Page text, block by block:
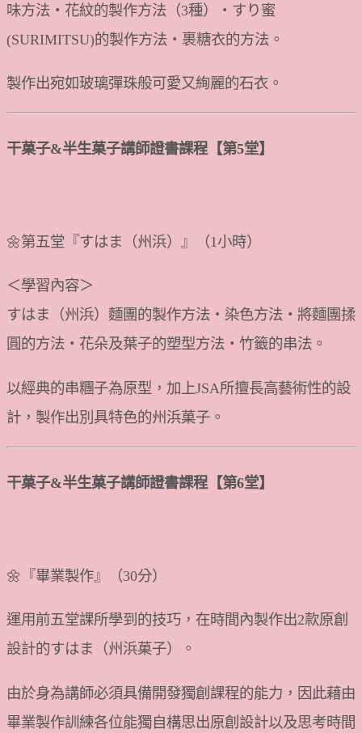
味方法・花紋的製作方法（3種）・すり蜜
(SURIMITSU)的製作方法・裹糖衣的方法。
製作出宛如玻璃彈珠般可愛又絢麗的石衣。
干菓子&半生菓子講師證書課程【第5堂】
🌼第五堂『すはま（州浜）』（1小時）
＜學習內容＞
すはま（州浜）麵團的製作方法・染色方法・將麵團揉
圓的方法・花朵及葉子的塑型方法・竹籤的串法。
以經典的串糰子為原型，加上JSA所擅長高藝術性的設
計，製作出別具特色的州浜菓子。
干菓子&半生菓子講師證書課程【第6堂】
🌼『畢業製作』（30分）
運用前五堂課所學到的技巧，在時間內製作出2款原創
設計的すはま（州浜菓子）。
由於身為講師必須具備開發獨創課程的能力，因此藉由
畢業製作訓練各位能獨自構思出原創設計以及思考時間